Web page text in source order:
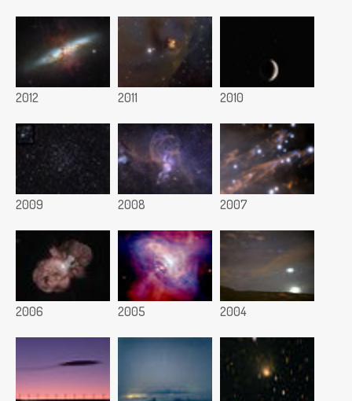
2012 2011 2010
2009 2008 2007
2006 2005 2004